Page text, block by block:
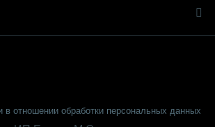
в отношении обработки персональных данных